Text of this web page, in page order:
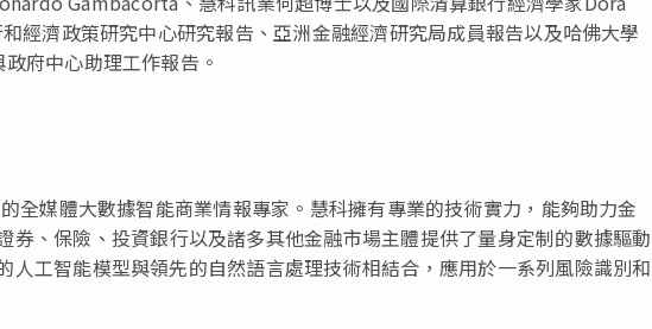
經濟政策研究中心研究報告、亞洲金融經濟研究局成員報告以及哈佛大學
府中心助理工作報告。
全媒體大數據智能商業情報專家。慧科擁有專業的技術實力，能夠助力金
券、保險、投資銀行以及諸多其他金融市場主體提供了量身定制的數據驅動
人工智能模型與領先的自然語言處理技術相結合，應用於一系列風險識別和